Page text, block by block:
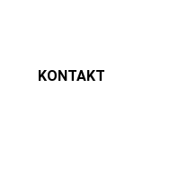
KONTAKT